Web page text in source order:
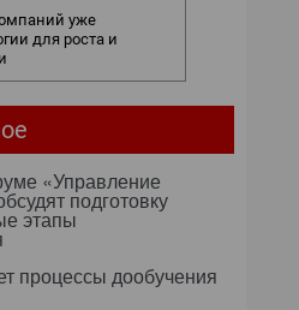
уже
для роста и
«Управление
подготовку
этапы
процессы дообучения